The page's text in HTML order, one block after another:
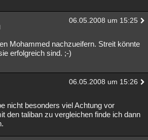
06.05.2008 um 15:25
Mohammed nachzueifern. Streit könnte
erfolgreich sind. ;-)
06.05.2008 um 15:26
nicht besonders viel Achtung vor
den taliban zu vergleichen finde ich dann